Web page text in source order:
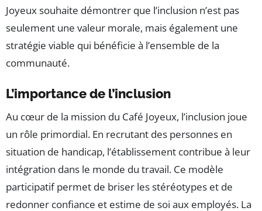
Joyeux souhaite démontrer que l’inclusion n’est pas
seulement une valeur morale, mais également une
stratégie viable qui bénéficie à l’ensemble de la
communauté.
L’importance de l’inclusion
Au cœur de la mission du Café Joyeux, l’inclusion joue
un rôle primordial. En recrutant des personnes en
situation de handicap, l’établissement contribue à leur
intégration dans le monde du travail. Ce modèle
participatif permet de briser les stéréotypes et de
redonner confiance et estime de soi aux employés. La